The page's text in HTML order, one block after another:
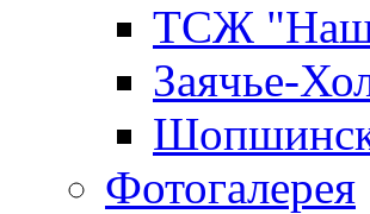
ТСЖ
Заячье-
Фотогалерея